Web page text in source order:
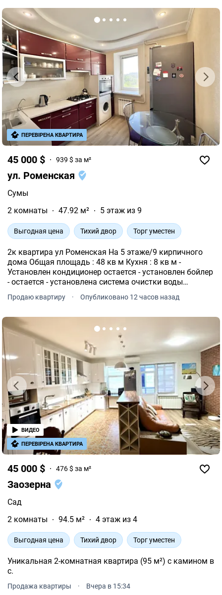
45 000 $ 939 $ за м²
ул. Роменская
Сумы
2 комнаты
47.92 м² 5 этаж из 9
Выгодная цена Тихий двор Торг уместен
2к квартира ул Роменская На 5 этаже/9 кирпичного
дома Общая площадь : 48 кв м Кухня : 8 кв м -
Установлен кондиционер остается - установлен бойлер
- остается - установлена система очистки воды
кладовая цена владельцев : 45 000 дол, договорная.
Продаю квартиру · Опубликовано 12 часов назад
ПЕРЕВІРЕНА КВАРТИРА
45 000 $ 476 $ за м²
Заозерна
Сад
2 комнаты
94.5 м² 4 этаж из 4
Выгодная цена Тихий двор Торг уместен
Уникальная 2-комнатная квартира (95 м²) с камином в
с.
Продажа квартиры · Вчера в 15:34
ВИДЕО
ПЕРЕВІРЕНА КВАРТИРА